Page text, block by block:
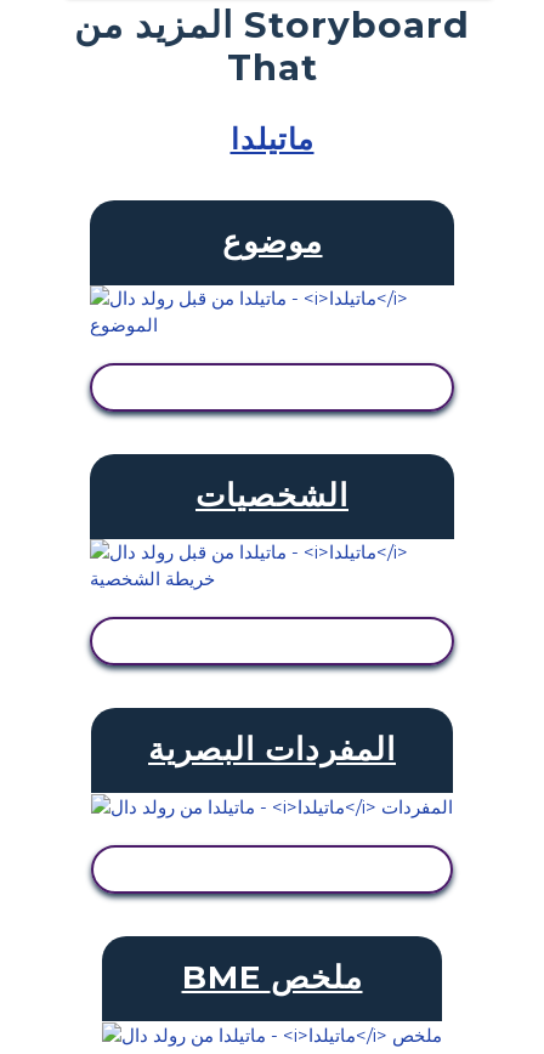
المزيد من Storyboard
That
ماتيلدا
موضوع
الشخصيات
المفردات البصرية
BME ملخص